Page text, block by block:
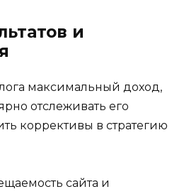
и
максимальный доход,
отслеживать его
коррективы в стратегию
сайта и